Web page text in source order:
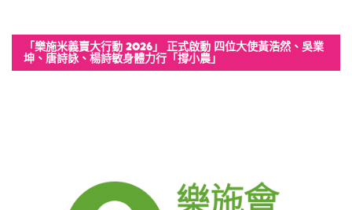
「樂施米義賣大行動 2026」 正式啟動 四位大使黃浩然、吳業
坤、唐詩詠、楊詩敏身體力行「撐小農」